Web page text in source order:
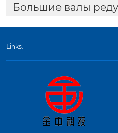
Большие валы
Links: